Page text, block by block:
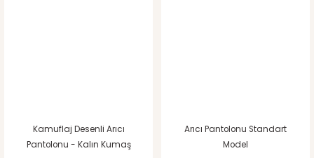
Kamuflaj Desenli Arıcı
Pantolonu - Kalın Kumaş
Arıcı Pantolonu Standart
Model